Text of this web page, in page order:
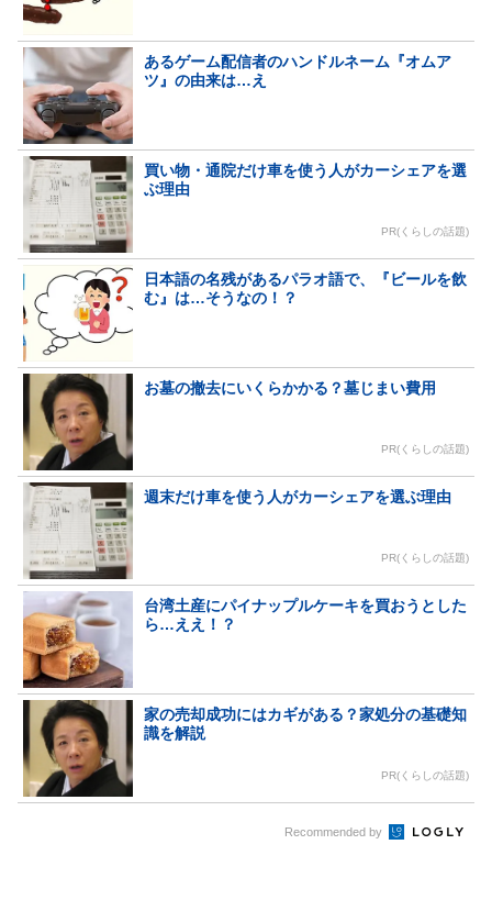
あるゲーム配信者のハンドルネーム『オムア
ツ』の由来は…え
買い物・通院だけ車を使う人がカーシェアを選
ぶ理由
PR(くらしの話題)
日本語の名残があるパラオ語で、『ビールを飲
む』は…そうなの！？
お墓の撤去にいくらかかる？墓じまい費用
PR(くらしの話題)
週末だけ車を使う人がカーシェアを選ぶ理由
PR(くらしの話題)
台湾土産にパイナップルケーキを買おうとした
ら…ええ！？
家の売却成功にはカギがある？家処分の基礎知
識を解説
PR(くらしの話題)
Recommended by